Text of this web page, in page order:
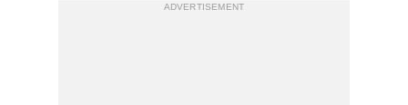
ADVERTISEMENT